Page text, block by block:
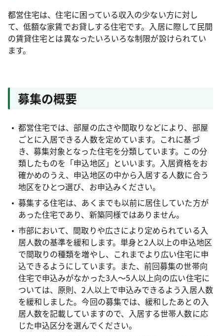
都営住宅は、住宅に困っている収入の少ない方に対し
て、低額な家賃でお貸しする住宅です。入居に際して民間
の賃貸住宅とは異なったいろいろな制限が設けられてい
ます。
募集の概要
都営住宅では、部屋の広さや間取りなどにより、部屋
ごとに入居できる人数を定めています。これに基づ
き、募集対象となった住宅を分類しています。この分
類したものを「申込地区」といいます。入居資格をお
確かめのうえ、申込地区の中から入居する人数に合う
地区をひとつ選び、お申込みください。
募集する住宅は、あくまでも以前に居住していた方が
あった住宅であり、新築同様ではありません。
市部において、間取りや広さにより定められている入
居人数の基準を緩和します。単身と2人以上の申込地区
で間取りの種類を増やし、これまでより広い住宅に申
込できるようにしています。また、前回募集の世帯向
住宅で申込みがなかった3人～5人以上向の広い住宅に
ついては、原則、2人以上で申込みできるよう入居人数
を緩和しました。今回の募集では、緩和したあとの入
居人数を記載していますので、入居する世帯人数に応
じた申込区分を選んでください。